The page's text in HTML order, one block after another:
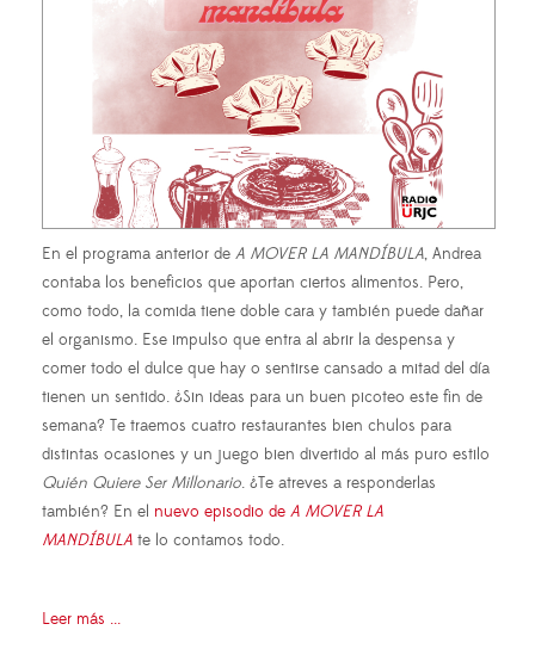
En el programa anterior de A MOVER LA MANDÍBULA, Andrea
contaba los beneficios que aportan ciertos alimentos. Pero,
como todo, la comida tiene doble cara y también puede dañar
el organismo. Ese impulso que entra al abrir la despensa y
comer todo el dulce que hay o sentirse cansado a mitad del día
tienen un sentido. ¿Sin ideas para un buen picoteo este fin de
semana? Te traemos cuatro restaurantes bien chulos para
distintas ocasiones y un juego bien divertido al más puro estilo
Quién Quiere Ser Millonario. ¿Te atreves a responderlas
también? En el nuevo episodio de A MOVER LA
MANDÍBULA te lo contamos todo.
Leer más ...